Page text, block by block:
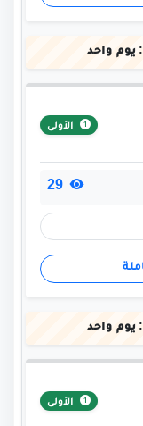
يوم واحد
الأولى
يوم واحد
الأولى